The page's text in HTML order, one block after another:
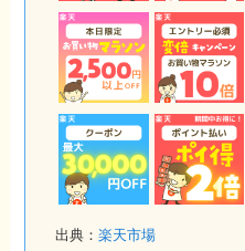
出典：楽天市場